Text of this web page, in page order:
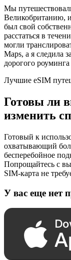
Мы
Великобританию, и
был свой
расстаться в
могли
Maps, а я следила
дорогого
Лучшие eSIM
Готовы ли
изменить
Готовый к
охватывающий
бесперебойное
Попрощайтесь с
SIM-карта не
У вас еще нет